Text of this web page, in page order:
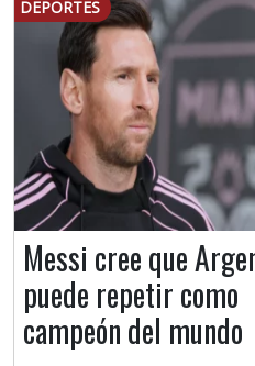
DEPORTES
Messi cree que
puede repetir como
campeón del mundo